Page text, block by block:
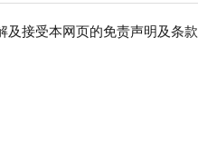
及接受本网页的免责声明及条款